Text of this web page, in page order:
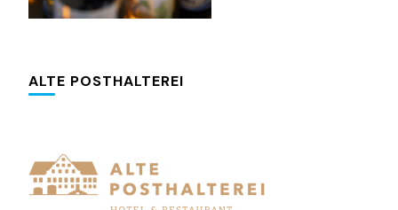
ALTE POSTHALTEREI